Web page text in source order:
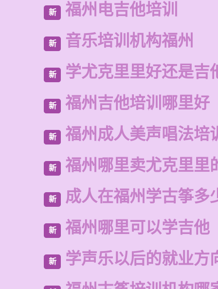
新 福州电吉他培训
新 音乐培训机构福州
新 学尤克里里好还是吉
新 福州吉他培训哪里好
新 福州成人美声唱法培
新 福州哪里卖尤克里里
新 成人在福州学古筝多
新 福州哪里可以学吉他
新 学声乐以后的就业方